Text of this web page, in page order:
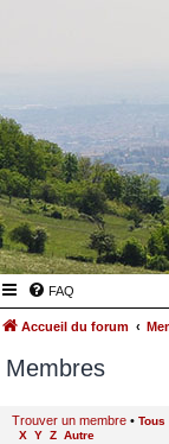
FAQ
Accueil du forum
Membres
Trouver un membre • Tous
X Y Z Autre